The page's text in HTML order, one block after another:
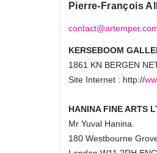
Pierre-François
KERSEBOOM
1861 KN BERGEN
Site Internet : http://
HANINA FINE ARTS
Mr Yuval Hanina.
180 Westbourne